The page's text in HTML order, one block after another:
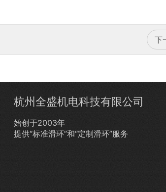
下
杭州全盛机电科技有限公司
始创于2003年
提供“标准滑环”和“定制滑环”服务